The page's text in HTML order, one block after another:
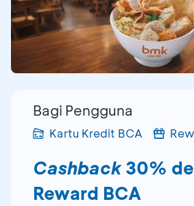
Bagi Pengguna
Kartu Kredit BCA
Cashback30%
Reward BCA